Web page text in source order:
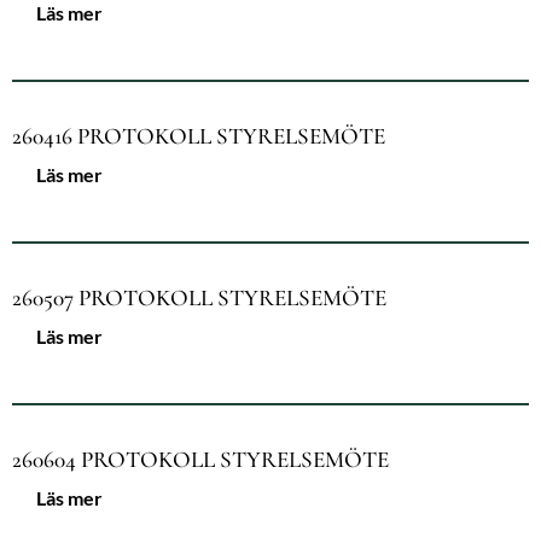
Läs mer
260416 PROTOKOLL STYRELSEMÖTE
Läs mer
260507 PROTOKOLL STYRELSEMÖTE
Läs mer
260604 PROTOKOLL STYRELSEMÖTE
Läs mer